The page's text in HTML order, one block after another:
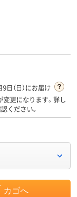
日（日）にお届け
更になります。詳し
ください。
カゴへ